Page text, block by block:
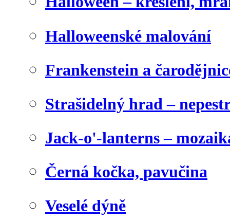
Halloweenské malování
Frankenstein a
Strašidelný hrad –
Jack-o'-lanterns –
Černá kočka, pavučina
Veselé dýně